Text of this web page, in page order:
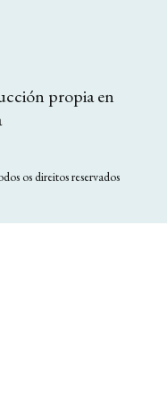
propia en
os direitos reservados